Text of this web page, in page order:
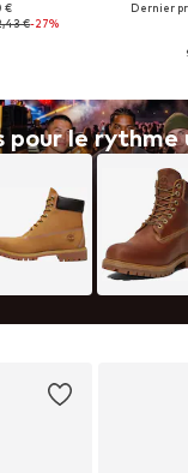
€
€-27%
pour le rythme
Dernier